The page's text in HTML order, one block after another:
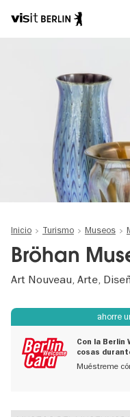
Portal
Inicio Turismo Museos
Bröhan
Art Nouveau, Arte,
ahorre
Con la Berlin
cosas
Muéstreme